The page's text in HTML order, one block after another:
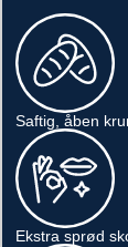
Saftig, åben
Ekstra sprød